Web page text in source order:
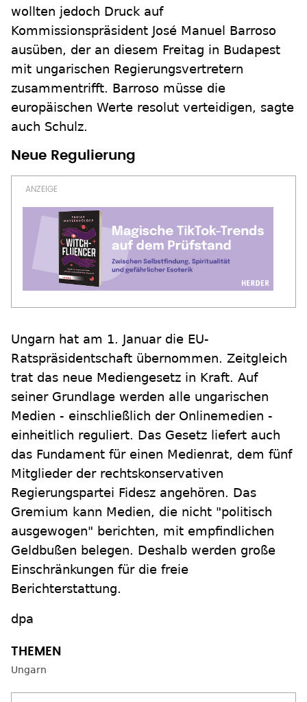
wollten jedoch Druck auf
Kommissionspräsident José Manuel Barroso
ausüben, der an diesem Freitag in Budapest
mit ungarischen Regierungsvertretern
zusammentrifft. Barroso müsse die
europäischen Werte resolut verteidigen, sagte
auch Schulz.
Neue Regulierung
Ungarn hat am 1. Januar die EU-
Ratspräsidentschaft übernommen. Zeitgleich
trat das neue Mediengesetz in Kraft. Auf
seiner Grundlage werden alle ungarischen
Medien - einschließlich der Onlinemedien -
einheitlich reguliert. Das Gesetz liefert auch
das Fundament für einen Medienrat, dem fünf
Mitglieder der rechtskonservativen
Regierungspartei Fidesz angehören. Das
Gremium kann Medien, die nicht "politisch
ausgewogen" berichten, mit empfindlichen
Geldbußen belegen. Deshalb werden große
Einschränkungen für die freie
Berichterstattung.
dpa
Ungarn